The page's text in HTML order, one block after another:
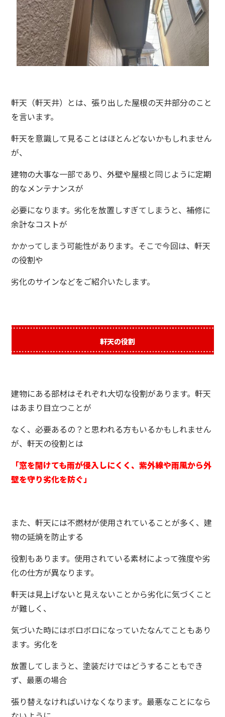
軒天（軒天井）とは、張り出した屋根の天井部分のこと
を言います。
軒天を意識して見ることはほとんどないかもしれません
が、
建物の大事な一部であり、外壁や屋根と同じように定期
的なメンテナンスが
必要になります。劣化を放置しすぎてしまうと、補修に
余計なコストが
かかってしまう可能性があります。そこで今回は、軒天
の役割や
劣化のサインなどをご紹介いたします。
軒天の役割
建物にある部材はそれぞれ大切な役割があります。軒天
はあまり目立つことが
なく、必要あるの？と思われる方もいるかもしれません
が、軒天の役割とは
「窓を開けても雨が侵入しにくく、紫外線や雨風から外
壁を守り劣化を防ぐ」
また、軒天には不燃材が使用されていることが多く、建
物の延焼を防止する
役割もあります。使用されている素材によって強度や劣
化の仕方が異なります。
軒天は見上げないと見えないことから劣化に気づくこと
が難しく、
気づいた時にはボロボロになっていたなんてこともあり
ます。劣化を
放置してしまうと、塗装だけではどうすることもでき
ず、最悪の場合
張り替えなければいけなくなります。最悪なことになら